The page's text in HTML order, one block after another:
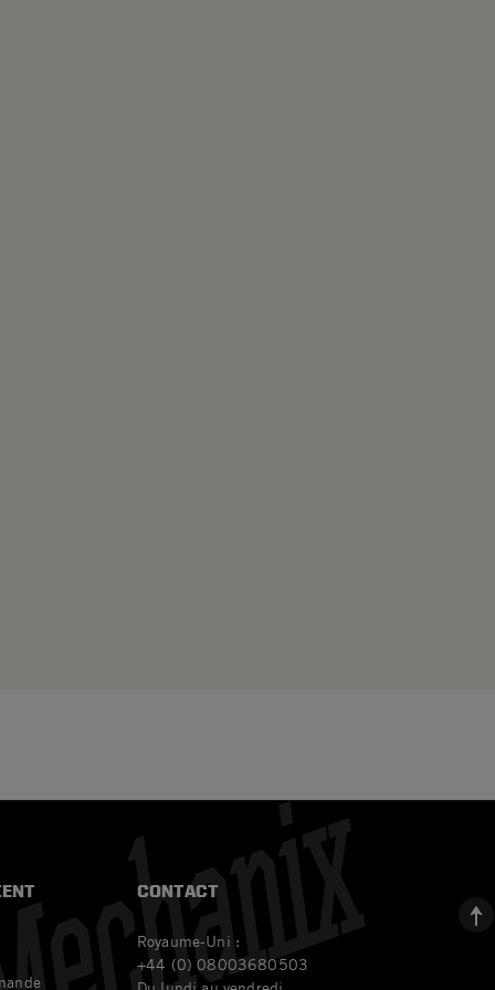
CONTACT
Royaume-Uni :
+44 (0) 08003680503